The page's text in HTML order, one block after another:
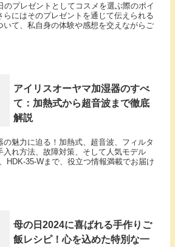
のプレゼントとしてコスメを選ぶ際のポイ
らにはそのプレゼントを通じて伝えられる
いて、私自身の体験や感想を交えながらご
アイリスオーヤマ加湿器のすべ
て：加熱式から超音波まで徹底
解説
の魅力に迫る！加熱式、超音波、フィルタ
入れ方法、故障対策、そして人気モデル
HDK-35-Wまで、役立つ情報満載でお届け
母の日2024に喜ばれる手作りご
飯レシピ！心を込めた特別な一